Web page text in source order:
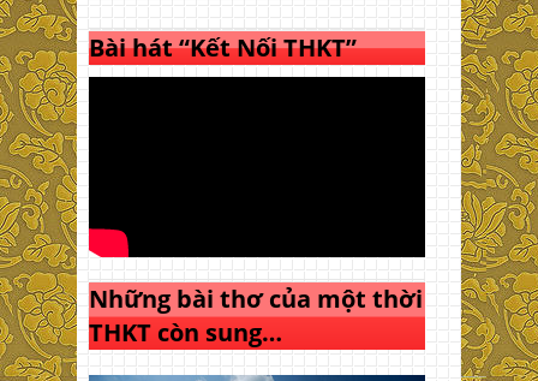
Bài hát “Kết Nối THKT”
Những bài thơ của một thời
THKT còn sung…